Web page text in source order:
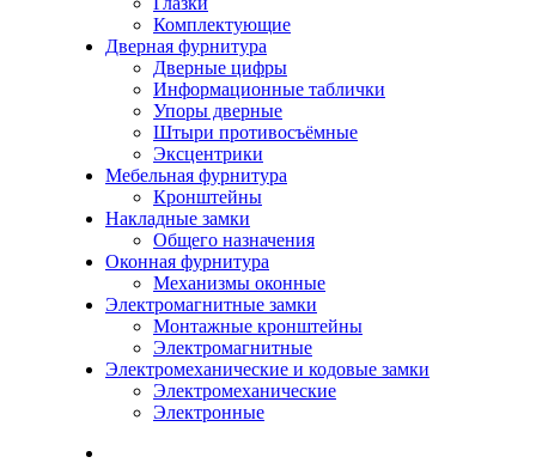
Комплектующие
Дверная фурнитура
Дверные цифры
Информационные таблички
Упоры дверные
Штыри противосъёмные
Эксцентрики
Мебельная фурнитура
Кронштейны
Накладные замки
Общего назначения
Оконная фурнитура
Механизмы оконные
Электромагнитные замки
Монтажные кронштейны
Электромагнитные
Электромеханические и кодовые замки
Электромеханические
Электронные